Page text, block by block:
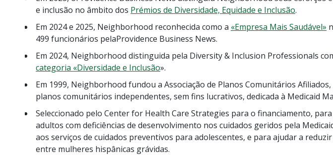
e inclusão no âmbito dos Prémios de Diversidade, Equidade e Inclusão.
Em 2024 e 2025, Neighborhood reconhecida como a «Empresa Mais Saudável»
499 funcionários pelaProvidence Business News.
Em 2024, Neighborhood distinguida pela Diversity & Inclusion Professionals
categoria «Diversidade e Inclusão».
Em 1999, Neighborhood fundou a Associação de Planos Comunitários
planos comunitários independentes, sem fins lucrativos, dedicada à Medicaid
Seleccionado pelo Center for Health Care Strategies para o financiamento,
adultos com deficiências de desenvolvimento nos cuidados geridos pela
aos serviços de cuidados preventivos para adolescentes, e para ajudar a
entre mulheres hispânicas grávidas.